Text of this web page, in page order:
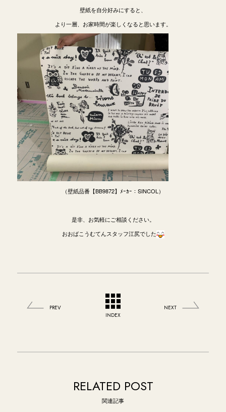
壁紙を自分好みにすると、
より一層、お家時間が楽しくなると思います。
（壁紙品番【BB9872】ﾒｰｶｰ：SINCOL）
是非、お気軽にご相談ください。
おおばこうむてんスタッフ江尻でした
PREV
INDEX
NEXT
RELATED POST
関連記事